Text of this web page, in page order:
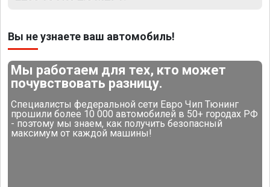
Вы не узнаете ваш автомобиль!
Мы работаем для тех, кто может
почувствовать разницу.
Специалисты федеральной сети Евро Чип Тюнинг
прошили более 10 000 автомобилей в 50+ городах РФ
- поэтому мы знаем, как получить безопасный
максимум от каждой машины!